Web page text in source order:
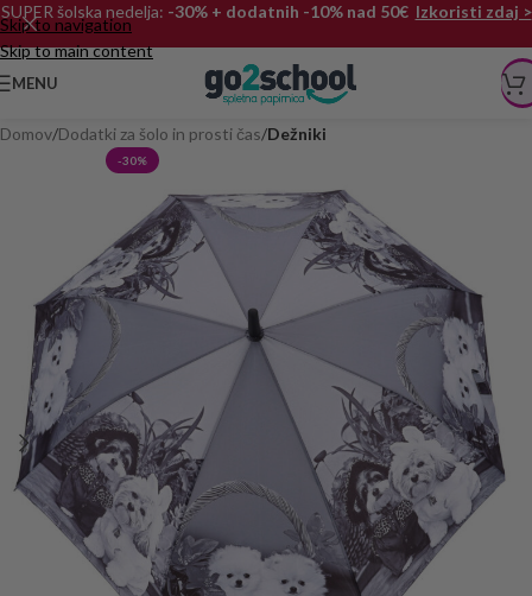
Skip to navigation
Skip to main content
SUPER šolska nedelja: -30% + dodatnih -10% nad 50€ Izkoristi zdaj >
MENU
Domov Dodatki za šolo in prosti čas Dežniki
-30%